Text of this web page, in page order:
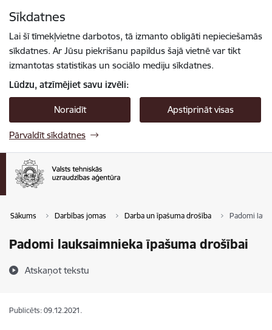
Sīkdatnes
Lai šī tīmekļvietne darbotos, tā izmanto obligāti nepieciešamās
sīkdatnes. Ar Jūsu piekrišanu papildus šajā vietnē var tikt
izmantotas statistikas un sociālo mediju sīkdatnes.
Lūdzu, atzīmējiet savu izvēli:
Noraidīt Apstiprināt visas
Pārvaldīt sīkdatnes
Sākums Darbības jomas Darba un īpašuma drošība Padomi
Padomi lauksaimnieka īpašuma drošībai
Atskaņot tekstu
Publicēts: 09.12.2021.